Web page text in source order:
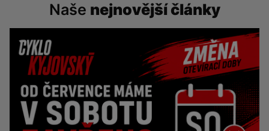
Naše nejnovější články